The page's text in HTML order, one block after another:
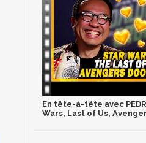
En tête-à-tête avec
Wars, Last of Us,